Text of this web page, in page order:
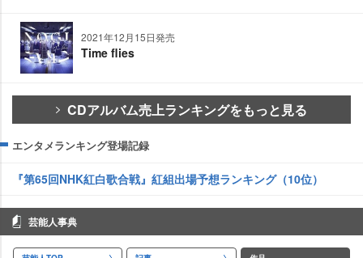
2021年12月15日発売
Time flies
CDアルバム売上ランキングをもっと見る
エンタメランキング登場記録
『第65回NHK紅白歌合戦』紅組出場予想ランキング（10位）
芸能人事典